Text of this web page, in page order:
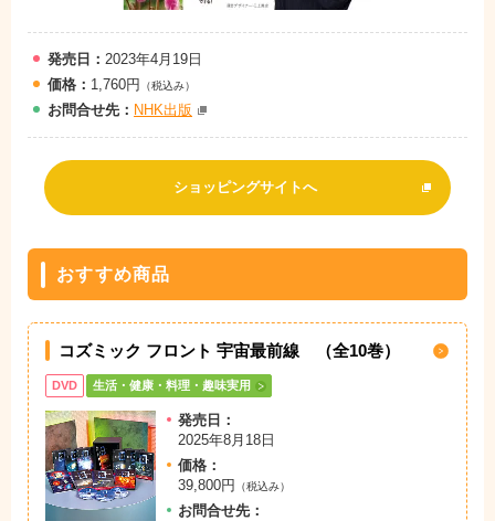
発売日： 2023年4月19日
価格： 1,760円 （税込み）
お問合せ先： NHK出版
ショッピングサイトへ
おすすめ商品
コズミック フロント 宇宙最前線 （全10巻）
DVD 生活・健康・料理・趣味実用
発売日：
2025年8月18日
価格：
39,800円
（税込み）
お問合せ先：